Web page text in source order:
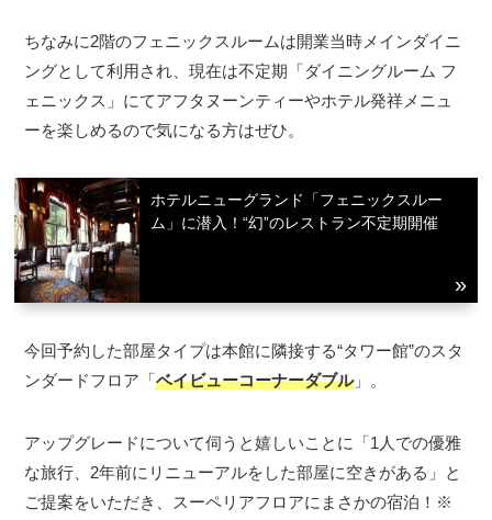
ちなみに2階のフェニックスルームは開業当時メインダイニ
ングとして利用され、現在は不定期「ダイニングルーム フ
ェニックス」にてアフタヌーンティーやホテル発祥メニュ
ーを楽しめるので気になる方はぜひ。
ホテルニューグランド「フェニックスルー
ム」に潜入！“幻”のレストラン不定期開催
今回予約した部屋タイプは本館に隣接する“タワー館”のスタ
ンダードフロア「ベイビューコーナーダブル」。
アップグレードについて伺うと嬉しいことに「1人での優雅
な旅行、2年前にリニューアルをした部屋に空きがある」と
ご提案をいただき、スーペリアフロアにまさかの宿泊！※